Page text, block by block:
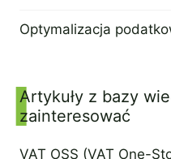
Optymalizacja
Artykuły z bazy
zainteresować
VAT OSS (VAT One-